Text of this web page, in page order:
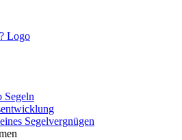
Segeln
Segelvergnügen